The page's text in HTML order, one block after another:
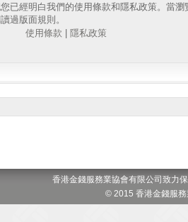
已經明白我們的使用條款和隱私政策。當瀏
過版面規則。
使用條款
隱私政策
香港金錢服務業協會有限公司致力
© 2015 香港金錢服